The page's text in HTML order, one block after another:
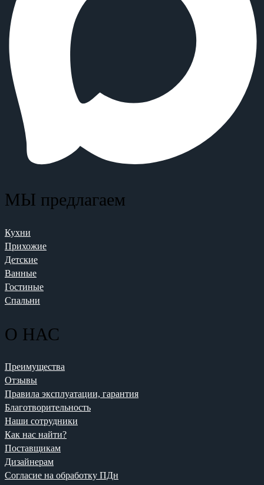
МЫ предлагаем
Кухни
Прихожие
Детские
Ванные
Гостиные
Спальни
О НАС
Преимущества
Отзывы
Правила эксплуатации, гарантия
Благотворительность
Наши сотрудники
Как нас найти?
Поставщикам
Дизайнерам
Согласие на обработку ПДн